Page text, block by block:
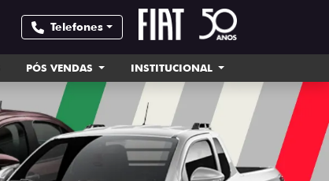
Telefones
PÓS VENDAS INSTITUCIONAL